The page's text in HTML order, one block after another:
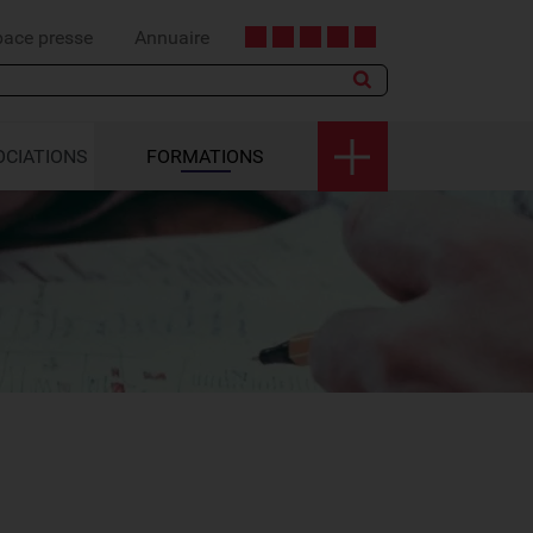
presse Annuaire
FORMATIONS